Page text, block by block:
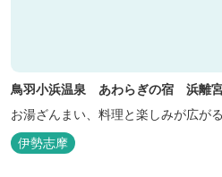
鳥羽小浜温泉 あわらぎの宿 浜離
お湯ざんまい、料理と楽しみが広が
伊勢志摩